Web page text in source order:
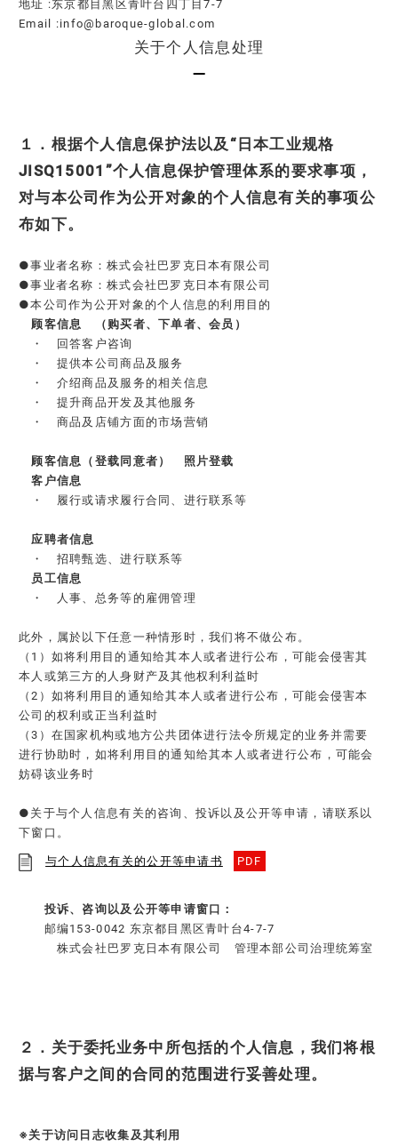
地址 :东京都目黑区青叶台四丁目7-7
Email :info@baroque-global.com
关于个人信息处理
１．根据个人信息保护法以及“日本工业规格
JISQ15001”个人信息保护管理体系的要求事项，
对与本公司作为公开对象的个人信息有关的事项公
布如下。
●事业者名称：株式会社巴罗克日本有限公司
●事业者名称：株式会社巴罗克日本有限公司
●本公司作为公开对象的个人信息的利用目的
顾客信息 （购买者、下单者、会员）​
・ 回答客户咨询
・ 提供本公司商品及服务
・ 介绍商品及服务的相关信息
・ 提升商品开发及其他服务
・ 商品及店铺方面的市场营销
顾客信息（登载同意者） 照片登载​
客户信息
・ 履行或请求履行合同、进行联系等
应聘者信息
・ 招聘甄选、进行联系等
员工信息
・ 人事、总务等的雇佣管理
此外，属於以下任意一种情形时，我们将不做公布。
（1）如将利用目的通知给其本人或者进行公布，可能会侵害其
本人或第三方的人身财产及其他权利利益时
（2）如将利用目的通知给其本人或者进行公布，可能会侵害本
公司的权利或正当利益时
（3）在国家机构或地方公共团体进行法令所规定的业务并需要
进行协助时，如将利用目的通知给其本人或者进行公布，可能会
妨碍该业务时
●关于与个人信息有关的咨询、投诉以及公开等申请，请联系以
下窗口。
与个人信息有关的公开等申请书 PDF
投诉、咨询以及公开等申请窗口：​
邮编153-0042 东京都目黑区青叶台4-7-7
株式会社巴罗克日本有限公司 管理本部公司治理统筹室
２．关于委托业务中所包括的个人信息，我们将根
据与客户之间的合同的范围进行妥善处理。
※关于访问日志收集及其利用